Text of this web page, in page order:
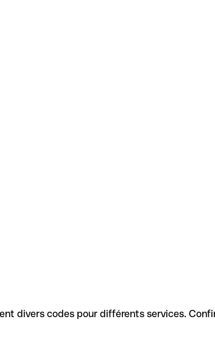
divers codes pour différents services.